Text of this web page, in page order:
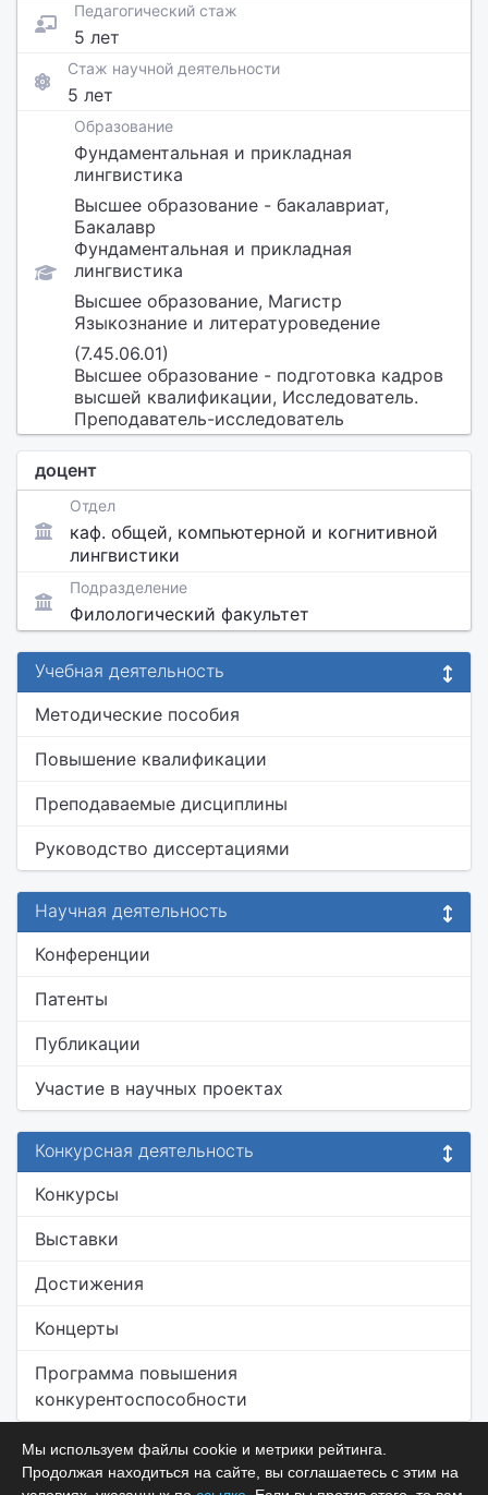
Педагогический стаж
5 лет
Стаж научной деятельности
5 лет
Образование
Фундаментальная и прикладная
лингвистика
Высшее образование - бакалавриат,
Бакалавр
Фундаментальная и прикладная
лингвистика
Высшее образование, Магистр
Языкознание и литературоведение
(7.45.06.01)
Высшее образование - подготовка кадров
высшей квалификации, Исследователь.
Преподаватель-исследователь
доцент
Отдел
каф. общей, компьютерной и когнитивной
лингвистики
Подразделение
Филологический факультет
Учебная деятельность
Методические пособия
Повышение квалификации
Преподаваемые дисциплины
Руководство диссертациями
Научная деятельность
Конференции
Патенты
Публикации
Участие в научных проектах
Конкурсная деятельность
Конкурсы
Выставки
Достижения
Концерты
Программа повышения
конкурентоспособности
Мы используем файлы cookie и метрики рейтинга.
Продолжая находиться на сайте, вы соглашаетесь с этим на